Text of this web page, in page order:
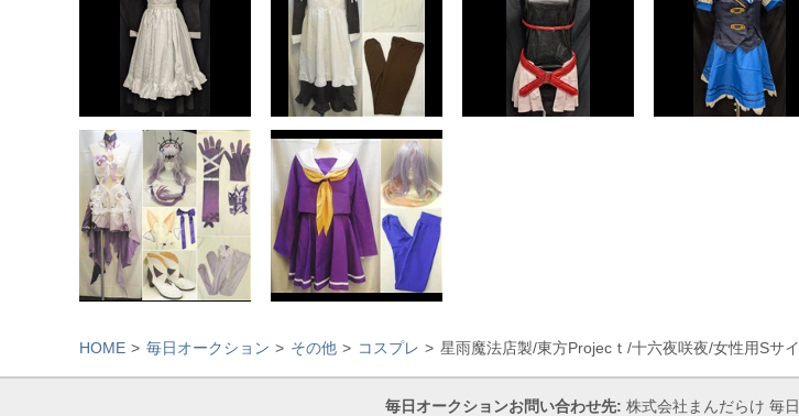
HOME 毎日オークション その他 コスプレ 星雨魔法店製/東方Projecｔ/十六夜咲夜/女性用Sサ
毎日オークションお問い合わせ先: 株式会社まんだらけ 毎